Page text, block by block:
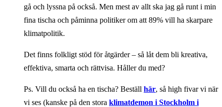
gå och lyssna på också. Men mest av allt ska jag gå runt i min
fina tischa och påminna politiker om att 89% vill ha skarpare
klimatpolitik.
Det finns folkligt stöd för åtgärder – så låt dem bli kreativa,
effektiva, smarta och rättvisa. Håller du med?
Ps. Vill du också ha en tischa? Beställ här, så high fivar vi när
vi ses (kanske på den stora klimatdemon i Stockholm i